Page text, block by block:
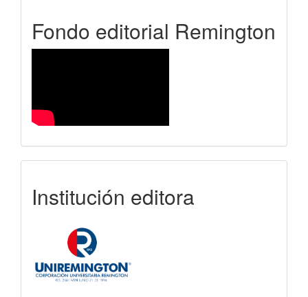
Fondo editorial Remington
Institución editora